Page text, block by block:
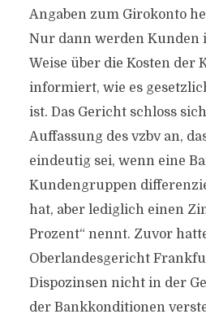
Angaben zum Girokonto
Nur dann werden Kunden
Weise über die Kosten der
informiert, wie es
ist. Das Gericht schloss
Auffassung des vzbv an,
eindeutig sei, wenn eine
Kundengruppen
hat, aber lediglich einen
Prozent“ nennt. Zuvor
Oberlandesgericht
Dispozinsen nicht in der
der Bankkonditionen